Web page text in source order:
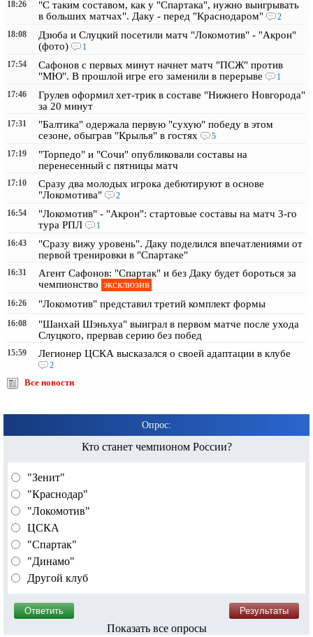
18:26
"С таким составом, как у "Спартака", нужно выигрывать
в больших матчах". Даку - перед "Краснодаром"
2
18:08
Дзюба и Слуцкий посетили матч "Локомотив" - "Акрон"
(фото)
1
17:54
Сафонов с первых минут начнет матч "ПСЖ" против
"МЮ". В прошлой игре его заменили в перерыве
1
17:46
Грулев оформил хет-трик в составе "Нижнего Новгорода"
за 20 минут
17:31
"Балтика" одержала первую "сухую" победу в этом
сезоне, обыграв "Крылья" в гостях
5
17:19
"Торпедо" и "Сочи" опубликовали составы на
перенесенный с пятницы матч
17:10
Сразу два молодых игрока дебютируют в основе
"Локомотива"
2
16:54
"Локомотив" - "Акрон": стартовые составы на матч 3-го
тура РПЛ
1
16:43
"Сразу вижу уровень". Даку поделился впечатлениями от
первой тренировки в "Спартаке"
16:31
Агент Сафонов: "Спартак" и без Даку будет бороться за
чемпионство эксклюзив
16:26 "Локомотив" представил третий комплект формы
16:08
"Шанхай Шэньхуа" выиграл в первом матче после ухода
Слуцкого, прервав серию без побед
15:59 Легионер ЦСКА высказался о своей адаптации в клубе
2
Все новости
Опрос:
Кто станет чемпионом России?
"Зенит"
"Краснодар"
"Локомотив"
ЦСКА
"Спартак"
"Динамо"
Другой клуб
Показать все опросы